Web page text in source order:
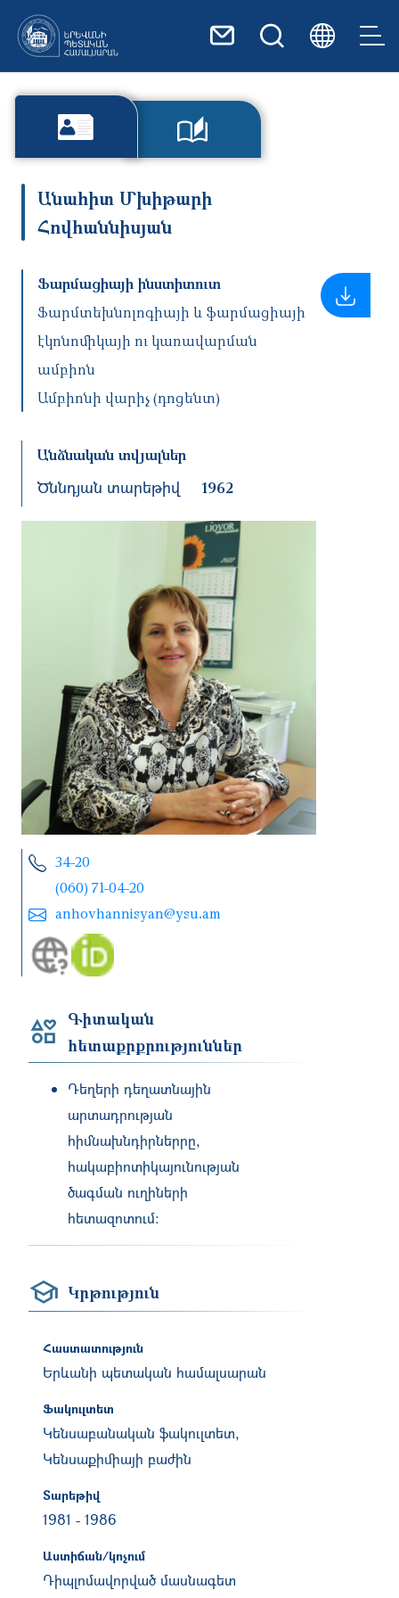
34-20
(060) 71-04-20
anhovhannisyan@ysu.am
Անահիտ Մխիթարի
Հովհաննիսյան
Ֆարմացիայի ինստիտուտ
Ֆարմտեխնոլոգիայի և ֆարմացիայի
էկոնոմիկայի ու կառավարման
ամբիոն
Ամբիոնի վարիչ (դոցենտ)
Անձնական տվյալներ
Ծննդյան տարեթիվ 1962
Գիտական
հետաքրքրություններ
Դեղերի դեղատնային
արտադրության
հիմնախնդիրներրը,
հակաբիոտիկայունության
ծագման ուղիների
հետազոտում:
Կրթություն
Հաստատություն
Երևանի պետական համալսարան
Ֆակուլտետ
Կենսաբանական ֆակուլտետ,
Կենսաքիմիայի բաժին
Տարեթիվ
1981 - 1986
Աստիճան/կոչում
Դիպլոմավորված մասնագետ